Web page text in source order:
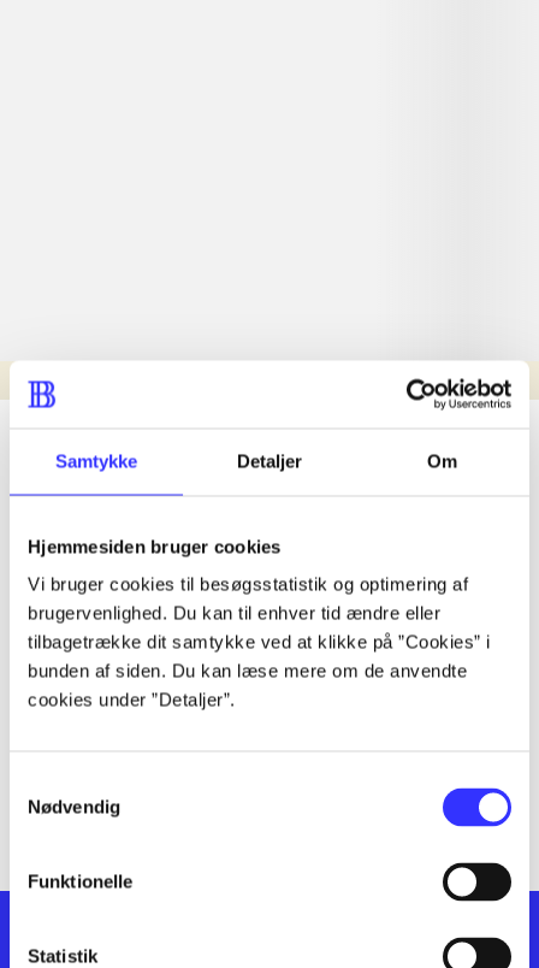
Samtykke Detaljer Om
Hjemmesiden bruger cookies
Vi bruger cookies til besøgsstatistik og optimering af
brugervenlighed. Du kan til enhver tid ændre eller
tilbagetrække dit samtykke ved at klikke på ”Cookies” i
bunden af siden. Du kan læse mere om de anvendte
cookies under ”Detaljer”.
Nødvendig
Funktionelle
Statistik
Nyhed
lorem ipsum dolor sit amet ...
lorem ipsum dolor sit amet ...
lorem ipsum dolor sit amet ...
lorem ipsum dolor sit amet ...
lorem ipsum dolor sit amet ...
lorem ipsum dolor sit amet ...
lorem ipsum dolor sit amet ...